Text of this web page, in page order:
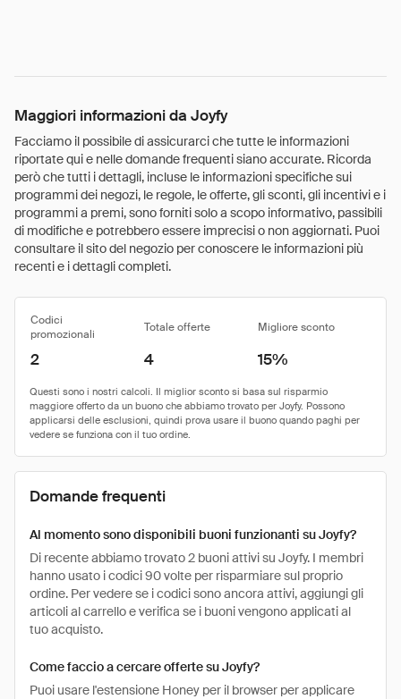
Maggiori informazioni da Joyfy
Facciamo il possibile di assicurarci che tutte le informazioni
riportate qui e nelle domande frequenti siano accurate. Ricorda
però che tutti i dettagli, incluse le informazioni specifiche sui
programmi dei negozi, le regole, le offerte, gli sconti, gli incentivi e i
programmi a premi, sono forniti solo a scopo informativo, passibili
di modifiche e potrebbero essere imprecisi o non aggiornati. Puoi
consultare il sito del negozio per conoscere le informazioni più
recenti e i dettagli completi.
Codici
promozionali
Totale offerte Migliore sconto
2 4 15%
Domande frequenti
Al momento sono disponibili buoni funzionanti su Joyfy?
Di recente abbiamo trovato 2 buoni attivi su Joyfy. I membri
hanno usato i codici 90 volte per risparmiare sul proprio
ordine. Per vedere se i codici sono ancora attivi, aggiungi gli
articoli al carrello e verifica se i buoni vengono applicati al
tuo acquisto.
Come faccio a cercare offerte su Joyfy?
Puoi usare l'estensione Honey per il browser per applicare